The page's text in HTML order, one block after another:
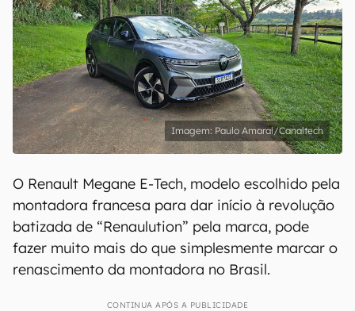
Paulo Amaral/Canaltech
O Renault Megane E-Tech, modelo escolhido pela
montadora francesa para dar início à revolução
batizada de “Renaulution” pela marca, pode
fazer muito mais do que simplesmente marcar o
renascimento da montadora no Brasil.
CONTINUA APÓS A PUBLICIDADE